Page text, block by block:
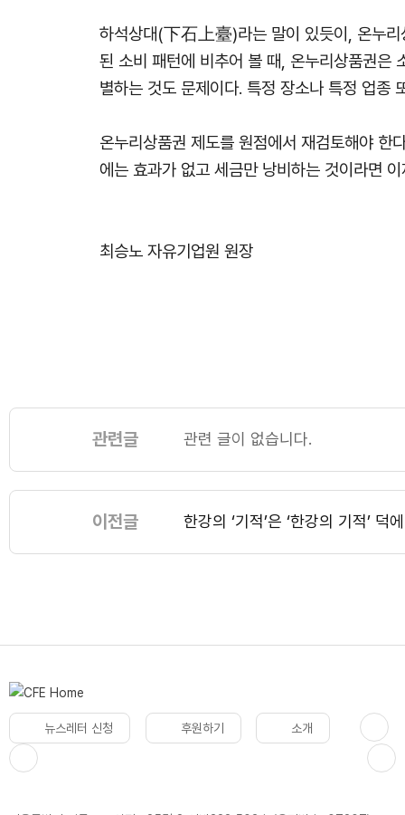
하석상대(下石上臺)라는 말이 있듯이, 온누리
된 소비 패턴에 비추어 볼 때, 온누리상품권은
별하는 것도 문제이다. 특정 장소나 특정 업종
온누리상품권 제도를 원점에서 재검토해야 한
에는 효과가 없고 세금만 낭비하는 것이라면
최승노 자유기업원 원장
관련글 관련 글이 없습니다.
이전글 한강의 ‘기적’은 ‘한강의 기적’ 덕
뉴스레터 신청 후원하기 소개